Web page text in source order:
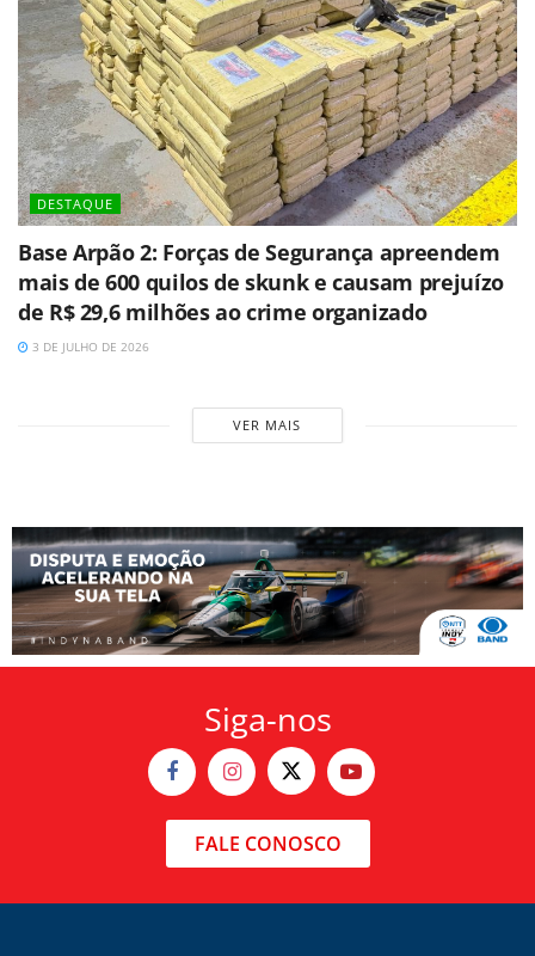
DESTAQUE
Base Arpão 2: Forças de Segurança apreendem
mais de 600 quilos de skunk e causam prejuízo
de R$ 29,6 milhões ao crime organizado
3 DE JULHO DE 2026
VER MAIS
Siga-nos
FALE CONOSCO